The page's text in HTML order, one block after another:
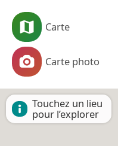
Carte
Carte photo
Touchez un lieu
pour l’explorer